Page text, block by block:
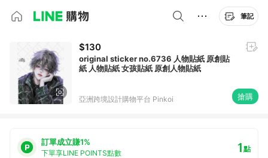
筆記
$130
original sticker no.6736 人物貼紙 原創貼
紙 人物貼紙 女孩貼紙 原創人物貼紙
亞洲跨境設計購物平台 Pinkoi 搶購
訂單成立賺1%
下單享LINE POINTS點數 1點